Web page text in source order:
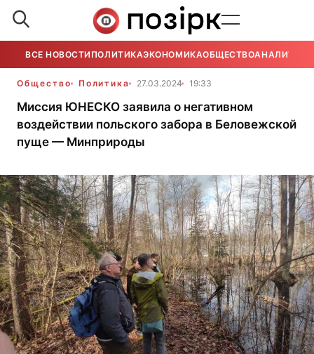
ВСЕ НОВОСТИ ПОЛИТИКАЭКОНОМИКАОБЩЕСТВОАНАЛИТИКА
Общество Политика 27.03.2024 19:33
Миссия ЮНЕСКО заявила о негативном
воздействии польского забора в Беловежской
пуще — Минприроды